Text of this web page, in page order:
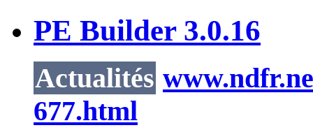
PE Builder 3.0.16
Actualités
677.html